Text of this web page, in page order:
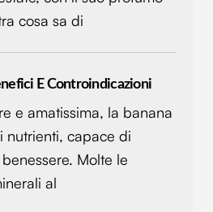
cosa sa di
E Controindicazioni
e amatissima, la banana
nutrienti, capace di
Molte le
al